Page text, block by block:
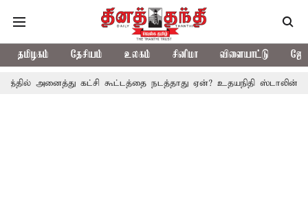
தமிழகம் தேசியம் உலகம் சினிமா விளையாட்டு
கட்சி கூட்டத்தை நடத்தாது ஏன்? உதயநிதி ஸ்டாலின் கேள்வி